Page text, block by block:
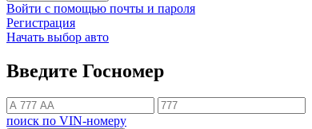
Войти с помощью почты и пароля
Регистрация
Начать выбор авто
Введите Госномер
поиск по VIN-номеру